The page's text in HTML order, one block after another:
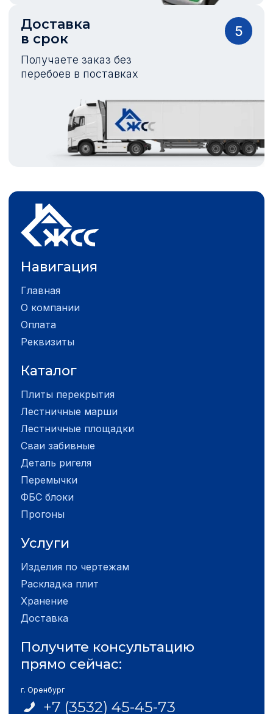
Доставка
в срок
Получаете заказ без
перебоев в поставках
5
Навигация
Главная
О компании
Оплата
Реквизиты
Каталог
Плиты перекрытия
Лестничные марши
Лестничные площадки
Сваи забивные
Деталь ригеля
Перемычки
ФБС блоки
Прогоны
Услуги
Изделия по чертежам
Раскладка плит
Хранение
Доставка
Получите консультацию
прямо сейчас:
г. Оренбург
+7 (3532) 45-45-73